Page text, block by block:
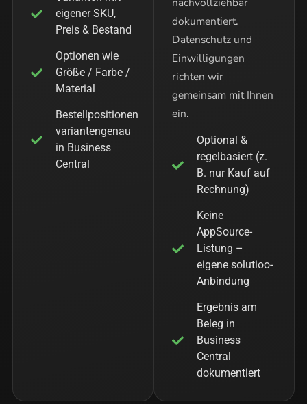
eigener SKU,
Preis & Bestand
Optionen wie
Größe / Farbe /
Material
Bestellpositionen
variantengenau
in Business
Central
dokumentiert.
Datenschutz und
Einwilligungen
richten wir
gemeinsam mit Ihnen
ein.
Optional &
regelbasiert (z.
B. nur Kauf auf
Rechnung)
Keine
AppSource-
Listung –
eigene solutioo-
Anbindung
Ergebnis am
Beleg in
Business
Central
dokumentiert